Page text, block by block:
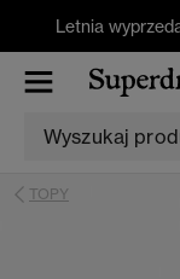
Letnia
TOPY